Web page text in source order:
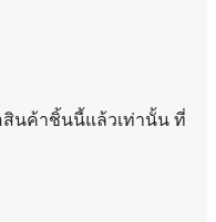
สินค้าชิ้นนี้แล้วเท่านั้น ที่